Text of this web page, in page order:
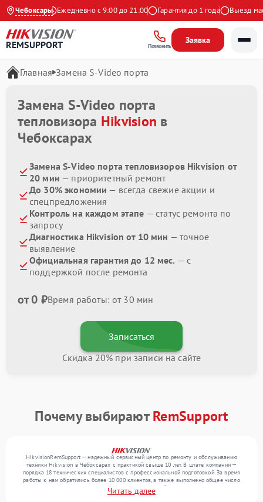
Чебоксары
на Яндекс Ежедневно с 9:00 до 21:00 Гарантия до 1 года Выезд
REMSUPPORT Позвонить
Заявка
Главная Замена S-Video порта
Замена S-Video порта
тепловизора Hikvision в
Чебоксарах
Замена S-Video порта тепловизоров Hikvision от
20 мин — приоритетный ремонт
До 30% экономии — всегда свежие акции и
спецпредложения
Контроль на каждом этапе — статус ремонта по
запросу
Диагностика Hikvision от 10 мин — точное
выявление
Официальная гарантия до 12 мес. — с
поддержкой после ремонта
от 0 ₽Время работы: от 30 мин
Записаться
Скидка 20% при записи на сайте
Почему выбираютRemSupport
HikvisionRemSupport — надежный сервисный центр по ремонту и обслуживанию
техники Hikvision в Чебоксарах с практикой свыше 10 лет. В штате компании —
порядка 18 технических специалистов с профессиональной подготовкой. За время
работы к нам обратились более 10 000 клиентов, а также выполнено общее число
ремонтов превысило 12 000. Ежемесячно в сервисный центр поступает более 300
устройств, включая , , . Мы устраняем поломки любой сложности и обеспечиваем
Читать далее